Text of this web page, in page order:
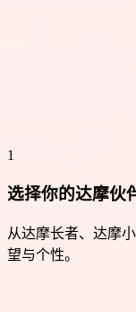
1
选择你的达摩伙
从达摩长者、达摩
望与个性。